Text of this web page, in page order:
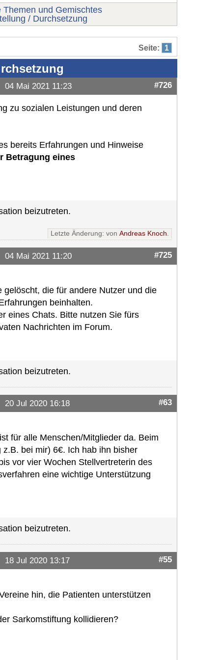
Themen und Gemischtes
/ Durchsetzung
Seite: 1
04 Mai 2021 11:23 #726
zu sozialen Leistungen und deren
bereits Erfahrungen und Hinweise
Betragung eines
beizutreten.
Letzte Änderung: von Andreas Knoch.
04 Mai 2021 11:20 #725
die für andere Nutzer und die
beinhalten.
eines Chats. Bitte nutzen Sie fürs
Nachrichten im Forum.
beizutreten.
20 Jul 2020 16:18 #63
für alle Menschen/Mitglieder da. Beim
bei mir) 6€. Ich hab ihn bisher
vor vier Wochen Stellvertreterin des
eine wichtige Unterstützung
beizutreten.
18 Jul 2020 13:17 #55
hin, die Patienten unterstützen
Sarkomstiftung kollidieren?